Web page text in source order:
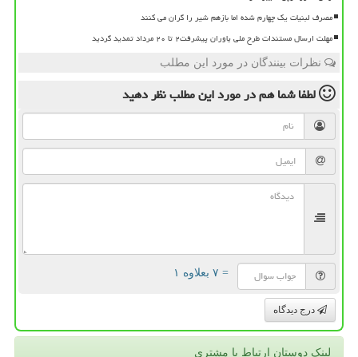
مصرف لبنیات یک چهارم شده اما بازهم شیر را گران می کنند
مهلت ارسال مستندات طرح ملی یاوران پیشرفت۲ تا ۲۰ مرداد تمدید گردید
نظرات بینندگان در مورد این مطلب
لطفا شما همدر مورد این مطلبنظر دهید
= ۷ بعلاوه ۱
درج دیدگاه
لینک دوستان ارتباط با مشتری